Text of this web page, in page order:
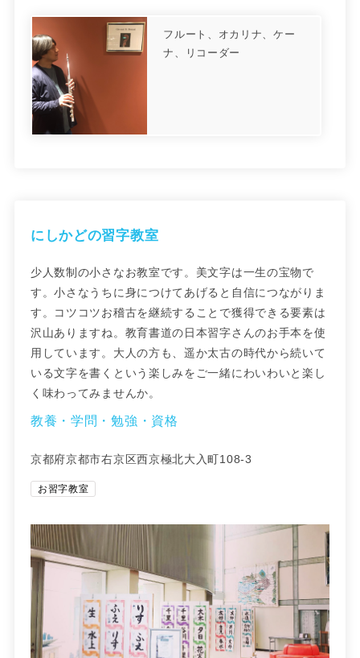
フルート、オカリナ、ケー
ナ、リコーダー
にしかどの習字教室
少人数制の小さなお教室です。美文字は一生の宝物で
す。小さなうちに身につけてあげると自信につながりま
す。コツコツお稽古を継続することで獲得できる要素は
沢山ありますね。教育書道の日本習字さんのお手本を使
用しています。大人の方も、遥か太古の時代から続いて
いる文字を書くという楽しみをご一緒にわいわいと楽し
く味わってみませんか。
教養・学問・勉強・資格
京都府京都市右京区西京極北大入町108-3
お習字教室